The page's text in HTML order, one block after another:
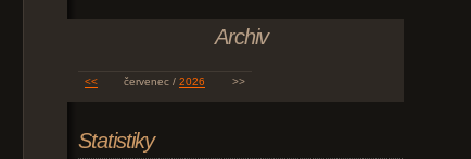
Archiv
<< červenec / 2026 >>
Statistiky